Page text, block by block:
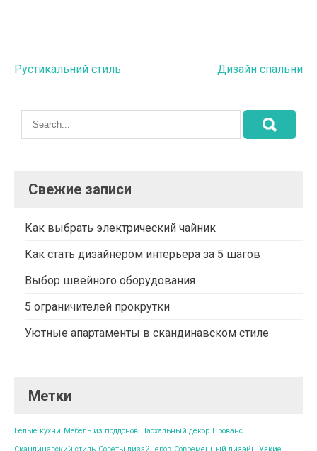
Навигация
записям
Рустикальний стиль Дизайн спальни
Свежие записи
Как выбрать электрический чайник
Как стать дизайнером интерьера за 5 шагов
Выбор швейного оборудования
5 ограничителей прокрутки
Уютные апартаменты в скандинавском стиле
Метки
Белые кухни Мебель из поддонов Пасхальный декор Прованс